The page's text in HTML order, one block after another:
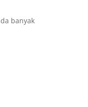
banyak